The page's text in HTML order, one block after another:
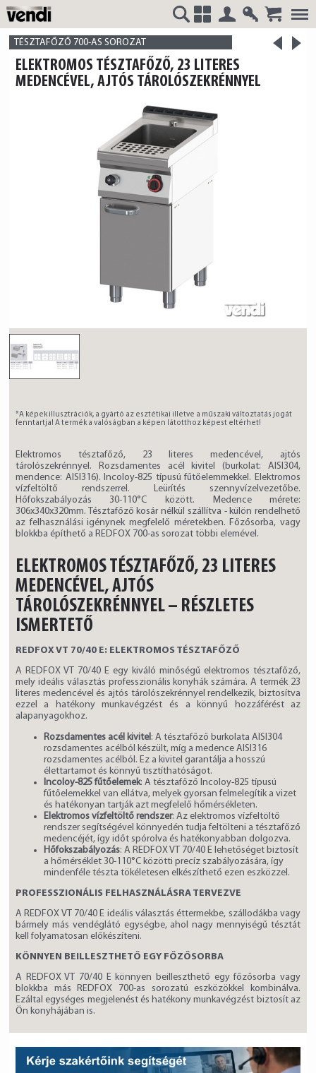
VENDI +
TÉSZTAFŐZŐ 700-AS SOROZAT
<
>
ELEKTROMOS TÉSZTAFŐZŐ, 23 LITERES
MEDENCÉVEL, AJTÓS TÁROLÓSZEKRÉNNYEL
*A képek illusztrációk, a gyártó az esztétikai illetve a műszaki változtatás jogát
fenntartja! A termék a valóságban a képen látotthoz képest eltérhet!
Elektromos tésztafőző, 23 literes medencével, ajtós
tárolószekrénnyel. Rozsdamentes acél kivitel (burkolat: AISI304,
mendence: AISI316). Incoloy-825 típusú fűtőelemmekkel. Elektromos
vízfeltöltő rendszerrel. Leürítés szennyvízelvezetőbe.
Hőfokszabályozás 30-110°C között. Medence mérete:
306x340x320mm. Tésztafőző kosár nélkül szállítva - külön rendelhető
az felhasználási igénynek megfelelő méretekben. Főzősorba, vagy
blokkba építhető a REDFOX 700-as sorozat többi elemével.
ELEKTROMOS TÉSZTAFŐZŐ, 23 LITERES
MEDENCÉVEL, AJTÓS
TÁROLÓSZEKRÉNNYEL – RÉSZLETES
ISMERTETŐ
REDFOX VT 70/40 E: ELEKTROMOS TÉSZTAFŐZŐ
A REDFOX VT 70/40 E egy kiváló minőségű elektromos tésztafőző,
mely ideális választás professzionális konyhák számára. A termék 23
literes medencével és ajtós tárolószekrénnyel rendelkezik, biztosítva
ezzel a hatékony munkavégzést és a könnyű hozzáférést az
alapanyagokhoz.
Rozsdamentes acél kivitel : A tésztafőző burkolata AISI304
rozsdamentes acélból készült, míg a medence AISI316
rozsdamentes acélból. Ez a kivitel garantálja a hosszú
élettartamot és könnyű tisztíthatóságot.
Incoloy-825 fűtőelemek: A tésztafőző Incoloy-825 típusú
fűtőelemekkel van ellátva, melyek gyorsan felmelegítik a vizet
és hatékonyan tartják azt megfelelő hőmérsékleten.
Elektromos vízfeltöltő rendszer: Az elektromos vízfeltöltő
rendszer segítségével könnyedén tudja feltölteni a tésztafőző
medencéjét, így időt spórolva és hatékonyabban dolgozva.
Hőfokszabályozás: A REDFOX VT 70/40 E lehetőséget biztosít
a hőmérséklet 30-110°C közötti precíz szabályozására, így
mindenféle tészta tökéletesen elkészíthető ezen eszközzel.
PROFESSZIONÁLIS FELHASZNÁLÁSRA TERVEZVE
A REDFOX VT 70/40 E ideális választás éttermekbe, szállodákba vagy
bármely más vendéglátó egységbe, ahol nagy mennyiségű tésztát
kell folyamatosan előkészíteni.
KÖNNYEN BEILLESZTHETŐ EGY FŐZŐSORBA
A REDFOX VT 70/40 E könnyen beilleszthető egy főzősorba vagy
blokkba más REDFOX 700-as sorozatú eszközökkel kombinálva.
Ezáltal egységes megjelenést és hatékony munkavégzést biztosít az
Ön konyhájában is.